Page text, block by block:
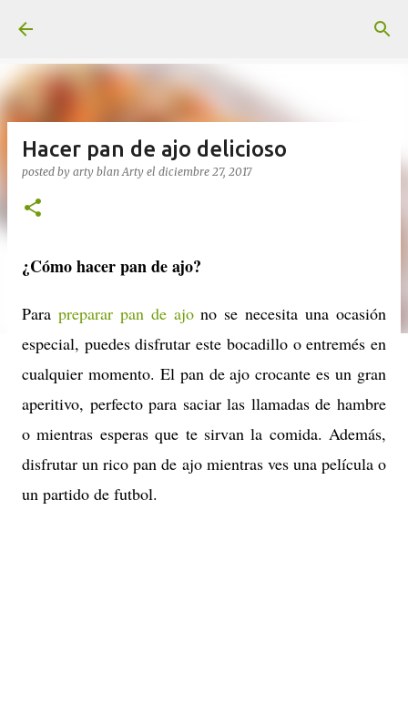
Hacer pan de ajo delicioso
posted by arty blanArty el diciembre 27, 2017
¿Cómo hacer pan de ajo?
Para preparar pan de ajono se necesita una ocasión
especial, puedes disfrutar este bocadillo o entremés en
cualquier momento. El pan de ajo crocante es un gran
aperitivo, perfecto para saciar las llamadas de hambre
o mientras esperas que te sirvan la comida. Además,
disfrutar un rico pan de ajo mientras ves una película o
un partido de futbol.